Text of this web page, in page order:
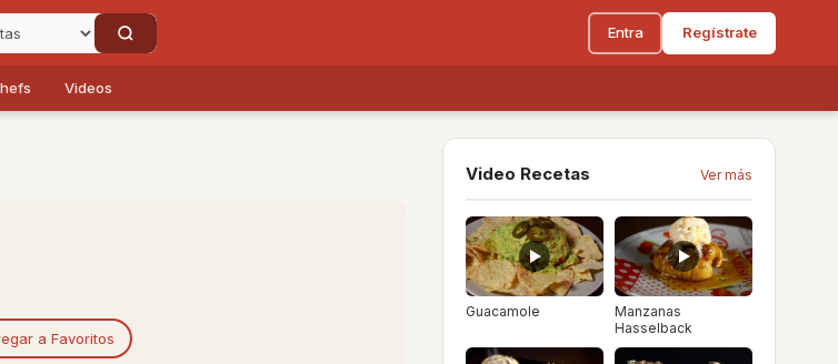
Entra Regístrate
Videos
a Favoritos
Video Recetas Ver más
Guacamole
Manzanas
Hasselback